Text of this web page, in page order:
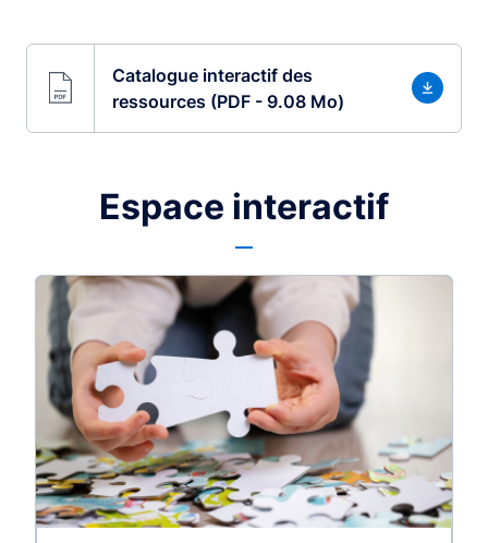
Catalogue interactif des
ressources (PDF - 9.08 Mo)
Espace interactif